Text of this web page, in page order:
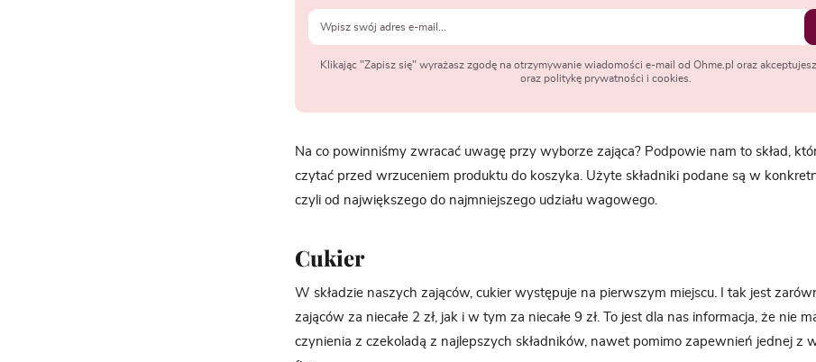
Klikając "Zapisz się" wyrażasz zgodę na otrzymywanie wiadomości e-mail od Ohme.pl oraz
oraz politykę prywatności i cookies.
Na co powinniśmy zwracać uwagę przy wyborze zająca? Podpowie nam to skład,
czytać przed wrzuceniem produktu do koszyka. Użyte składniki podane są w
czyli od największego do najmniejszego udziału wagowego.
Cukier
W składzie naszych zająców, cukier występuje na pierwszym miejscu. I tak jest
zająców za niecałe 2 zł, jak i w tym za niecałe 9 zł. To jest dla nas informacja, że nie
czynienia z czekoladą z najlepszych składników, nawet pomimo zapewnień jednej z